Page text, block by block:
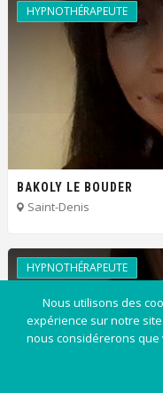
HYPNOTHÉRAPEUTE
BAKOLY LE BOUDER
Saint-Denis
HYPNOTHÉRAPEUTE
Nous utilisons des
expérience sur notre
nous considérerons que